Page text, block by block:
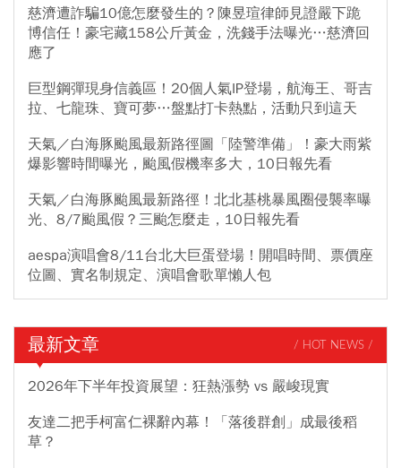
慈濟遭詐騙10億怎麼發生的？陳昱瑄律師見證嚴下跪
博信任！豪宅藏158公斤黃金，洗錢手法曝光…慈濟回
應了
巨型鋼彈現身信義區！20個人氣IP登場，航海王、哥吉
拉、七龍珠、寶可夢…盤點打卡熱點，活動只到這天
天氣／白海豚颱風最新路徑圖「陸警準備」！豪大雨紫
爆影響時間曝光，颱風假機率多大，10日報先看
天氣／白海豚颱風最新路徑！北北基桃暴風圈侵襲率曝
光、8/7颱風假？三颱怎麼走，10日報先看
aespa演唱會8/11台北大巨蛋登場！開唱時間、票價座
位圖、實名制規定、演唱會歌單懶人包
最新文章 / HOT NEWS /
2026年下半年投資展望：狂熱漲勢 vs 嚴峻現實
友達二把手柯富仁裸辭內幕！「落後群創」成最後稻
草？